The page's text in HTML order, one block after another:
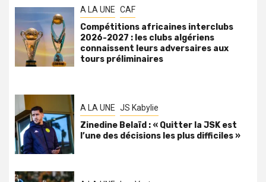
A LA UNE CAF
Compétitions africaines interclubs
2026-2027 : les clubs algériens
connaissent leurs adversaires aux
tours préliminaires
A LA UNE JS Kabylie
Zinedine Belaïd : « Quitter la JSK est
l’une des décisions les plus difficiles »